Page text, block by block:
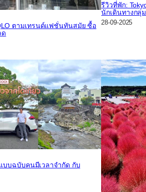
ตามเทรนด์แฟชั่นทันสมัย ซื้อ
ด
รีวิวที่พัก:
นักเดินทางกลุ่
28-09-2025
บบฉบับคนมีเวลาจำกัด กับ